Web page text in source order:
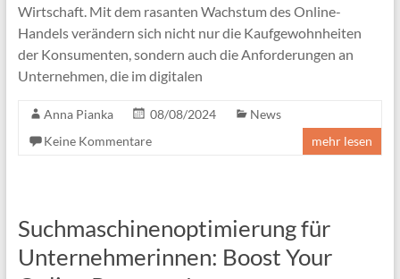
Wirtschaft. Mit dem rasanten Wachstum des Online-
Handels verändern sich nicht nur die Kaufgewohnheiten
der Konsumenten, sondern auch die Anforderungen an
Unternehmen, die im digitalen
Anna Pianka 08/08/2024
News
Keine Kommentare
mehr lesen
Suchmaschinenoptimierung für
Unternehmerinnen: Boost Your